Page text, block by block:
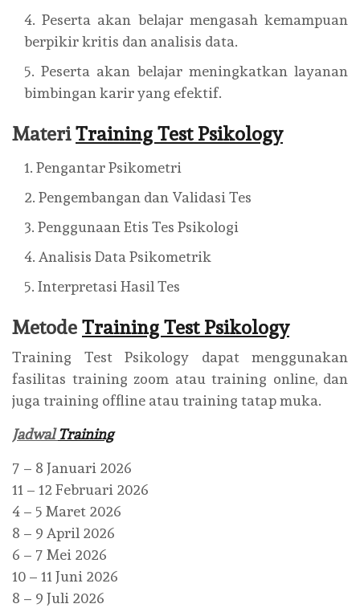
Peserta akan belajar mengasah kemampuan
berpikir kritis dan analisis data.
Peserta akan belajar meningkatkan layanan
bimbingan karir yang efektif.
MateriTraining Test Psikology
Pengantar Psikometri
Pengembangan dan Validasi Tes
Penggunaan Etis Tes Psikologi
Analisis Data Psikometrik
Interpretasi Hasil Tes
Metode Training Test Psikology
Training Test Psikology dapat menggunakan
fasilitas training zoom atau training online, dan
juga training offline atau training tatap muka.
JadwalTraining
7 – 8 Januari 2026
11 – 12 Februari 2026
4 – 5 Maret 2026
8 – 9 April 2026
6 – 7 Mei 2026
10 – 11 Juni 2026
8 – 9 Juli 2026